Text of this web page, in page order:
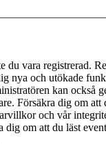
du vara registrerad.
nya och utökade
kan också
Försäkra dig om att
och vår
dig om att du läst